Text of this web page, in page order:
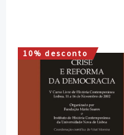
10% desconto
O
preço
original
era:
10,00 €.
O
preço
atual
é:
9,00 €.